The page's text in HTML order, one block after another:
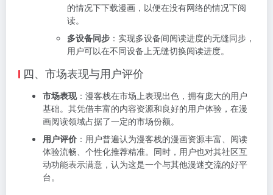
的情况下下载漫画，以便在没有网络的情况下阅
读。
多设备同步 ：实现多设备间阅读进度的无缝同步，
用户可以在不同设备上无缝切换阅读进度。
四、市场表现与用户评价
市场表现：漫客栈在市场上表现出色，拥有庞大的用户
基础。其凭借丰富的内容资源和良好的用户体验，在漫
画阅读领域占据了一定的市场份额。
用户评价 ：用户普遍认为漫客栈的漫画资源丰富、阅读
体验流畅、个性化推荐精准。同时，用户也对其社区互
动功能表示满意，认为这是一个与其他漫迷交流的好平
台。